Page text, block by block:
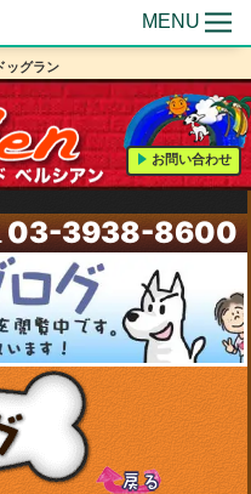
MENU
ン・ドッグラン
お問い合わせ
03-3938-8600